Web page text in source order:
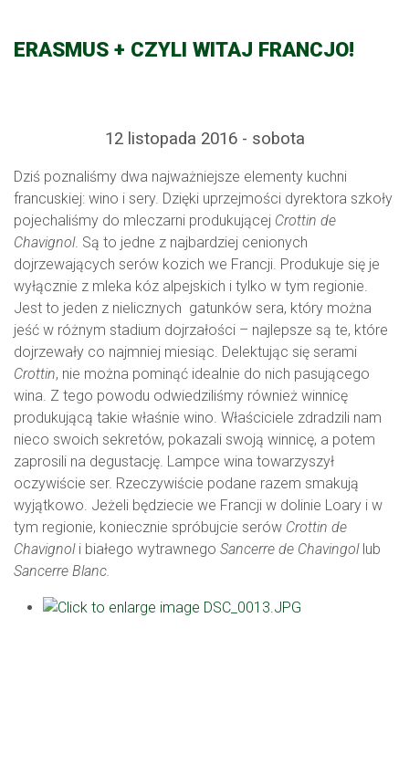
ERASMUS + CZYLI WITAJ FRANCJO!
12 listopada 2016 - sobota
Dziś poznaliśmy dwa najważniejsze elementy kuchni
francuskiej: wino i sery. Dzięki uprzejmości dyrektora szkoły
pojechaliśmy do mleczarni produkującej Crottin de
Chavignol. Są to jedne z najbardziej cenionych
dojrzewających serów kozich we Francji. Produkuje się je
wyłącznie z mleka kóz alpejskich i tylko w tym regionie.
Jest to jeden z nielicznych gatunków sera, który można
jeść w różnym stadium dojrzałości – najlepsze są te, które
dojrzewały co najmniej miesiąc. Delektując się serami
Crottin, nie można pominąć idealnie do nich pasującego
wina. Z tego powodu odwiedziliśmy również winnicę
produkującą takie właśnie wino. Właściciele zdradzili nam
nieco swoich sekretów, pokazali swoją winnicę, a potem
zaprosili na degustację. Lampce wina towarzyszył
oczywiście ser. Rzeczywiście podane razem smakują
wyjątkowo. Jeżeli będziecie we Francji w dolinie Loary i w
tym regionie, koniecznie spróbujcie serów Crottin de
Chavignoli białego wytrawnego Sancerre de Chavingollub
Sancerre Blanc.